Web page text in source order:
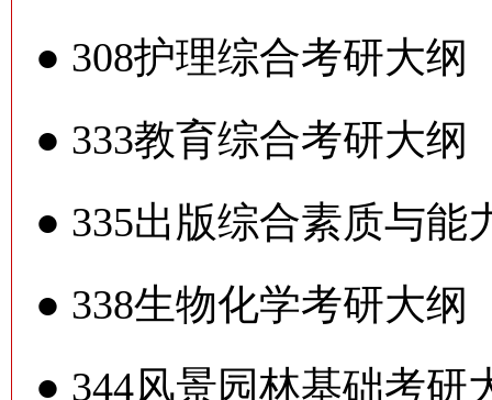
● 308护理综合考研大纲
● 333教育综合考研大纲
● 335出版综合素质与能
● 338生物化学考研大纲
● 344风景园林基础考研